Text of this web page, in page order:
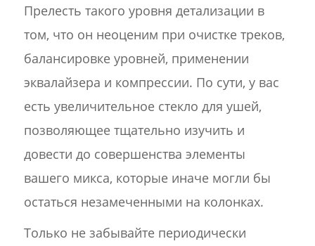
Прелесть такого уровня детализации в
том, что он неоценим при очистке треков,
балансировке уровней, применении
эквалайзера и компрессии. По сути, у вас
есть увеличительное стекло для ушей,
позволяющее тщательно изучить и
довести до совершенства элементы
вашего микса, которые иначе могли бы
остаться незамеченными на колонках.
Только не забывайте периодически